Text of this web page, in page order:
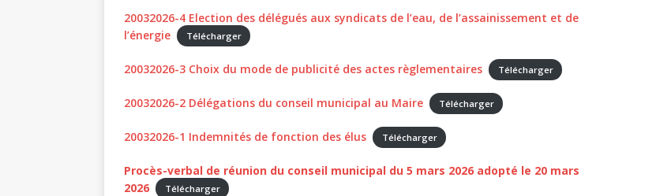
20032026-4 Election des délégués aux syndicats de l’eau, de l’assainissement et de
l’énergie
Télécharger
20032026-3 Choix du mode de publicité des actes règlementaires Télécharger
20032026-2 Délégations du conseil municipal au Maire Télécharger
20032026-1 Indemnités de fonction des élus Télécharger
Procès-verbal de réunion du conseil municipal du 5 mars 2026 adopté le 20 mars
2026
Télécharger